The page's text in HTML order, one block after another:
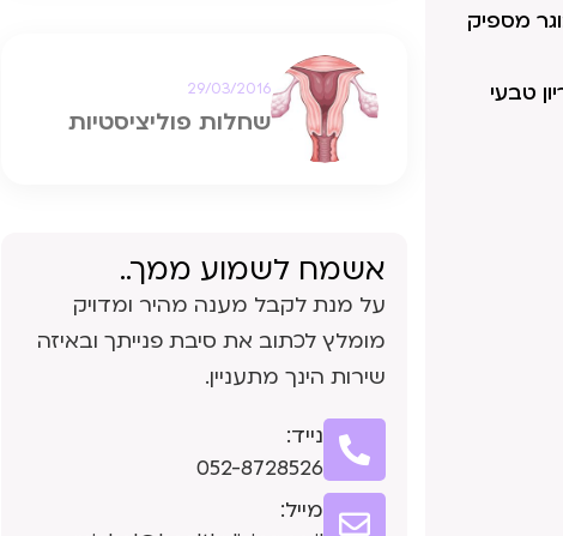
מספיק
טבעי
שחלות פוליציסטיות
29/03/2016
אשמח לשמוע ממך..
על מנת לקבל מענה מהיר ומדויק
מומלץ לכתוב את סיבת פנייתך ובאיזה
שירות הינך מתעניין.
נייד:
052-8728526
מייל: